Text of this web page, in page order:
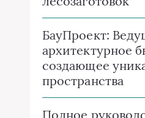
БауПроект:
архитектурное
создающее
пространства
Полное